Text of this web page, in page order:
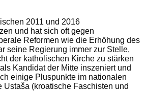
2011 und 2016
und hat sich oft gegen
Reformen wie die Erhöhung des
seine Regierung immer zur Stelle,
der katholischen Kirche zu stärken
Kandidat der Mitte inszeniert und
einige Pluspunkte im nationalen
(kroatische Faschisten und